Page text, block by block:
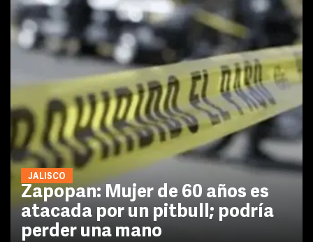
JALISCO
Zapopan: Mujer de 60 años es
atacada por un pitbull; podría
perder una mano